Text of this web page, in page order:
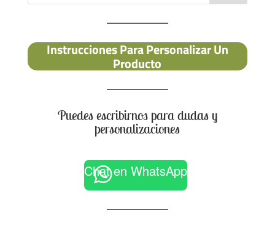
Instrucciones Para Personalizar Un
Producto
Puedes escribirnos para dudas y
personalizaciones
Chat en WhatsApp